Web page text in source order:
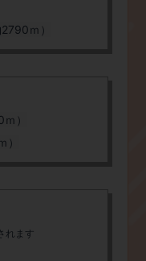
ｍ）
）
れます